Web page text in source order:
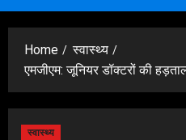
Menu
Home
स्वास्थ्य
एमजीएम: जूनियर डॉक्टरों की
स्वास्थ्य